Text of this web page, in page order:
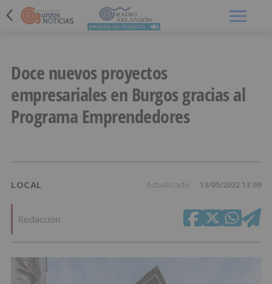
Doce nuevos proyectos
empresariales en Burgos gracias al
Programa Emprendedores
LOCAL Actualizado 13/05/2022 13:09
Redacción